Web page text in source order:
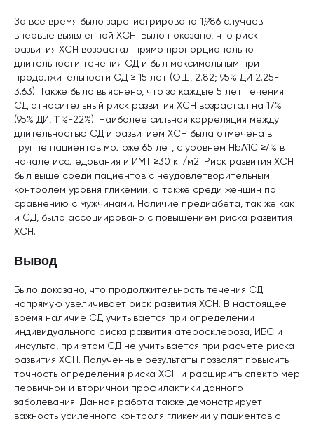
За все время было зарегистрировано 1,986 случаев
впервые выявленной ХСН. Было показано, что риск
развития ХСН возрастал прямо пропорционально
длительности течения СД и был максимальным при
продолжительности СД ≥ 15 лет (ОШ, 2.82; 95% ДИ 2.25-
3.63). Также было выяснено, что за каждые 5 лет течения
СД относительный риск развития ХСН возрастал на 17%
(95% ДИ, 11%-22%). Наиболее сильная корреляция между
длительностью СД и развитием ХСН была отмечена в
группе пациентов моложе 65 лет, с уровнем HbA1C ≥7% в
начале исследования и ИМТ ≥30 кг/м2. Риск развития ХСН
был выше среди пациентов с неудовлетворительным
контролем уровня гликемии, а также среди женщин по
сравнению с мужчинами. Наличие предиабета, так же как
и СД, было ассоциировано с повышением риска развития
ХСН.
Вывод
Было доказано, что продолжительность течения СД
напрямую увеличивает риск развития ХСН. В настоящее
время наличие СД учитывается при определении
индивидуального риска развития атеросклероза, ИБС и
инсульта, при этом СД не учитывается при расчете риска
развития ХСН. Полученные результаты позволят повысить
точность определения риска ХСН и расширить спектр мер
первичной и вторичной профилактики данного
заболевания. Данная работа также демонстрирует
важность усиленного контроля гликемии у пациентов с